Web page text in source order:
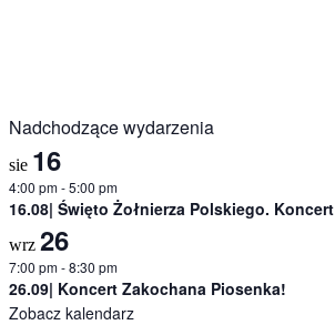
Nadchodzące wydarzenia
sie 16
4:00 pm-5:00 pm
16.08| Święto Żołnierza Polskiego. Koncert
wrz 26
7:00 pm-8:30 pm
26.09| Koncert Zakochana Piosenka!
Zobacz kalendarz